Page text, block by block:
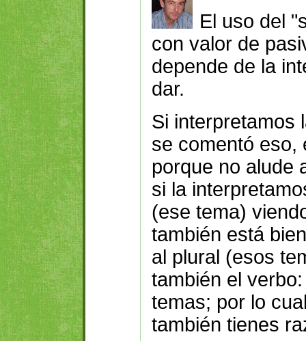
El uso del
con valor de
depende de la
dar.
Si interpretamos
se comentó eso,
porque no alude
si la
(ese tema)
también está
al plural (esos
también el
temas; por lo
también tienes